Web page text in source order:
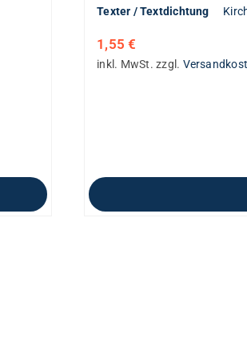
Texter / Textdichtung
1,55€
inkl. MwSt. zzgl.